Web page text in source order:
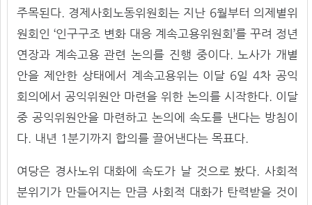
주목된다. 경제사회노동위원회는 지난 6월부터 의제별위
원회인 ‘인구구조 변화 대응 계속고용위원회’를 꾸려 정년
연장과 계속고용 관련 논의를 진행 중이다. 노사가 개별
안을 제안한 상태에서 계속고용위는 이달 6일 4차 공익
회의에서 공익위원안 마련을 위한 논의를 시작한다. 이달
중 공익위원안을 마련하고 논의에 속도를 낸다는 방침이
다. 내년 1분기까지 합의를 끌어낸다는 목표다.
여당은 경사노위 대화에 속도가 날 것으로 봤다. 사회적
분위기가 만들어지는 만큼 사회적 대화가 탄력받을 것이